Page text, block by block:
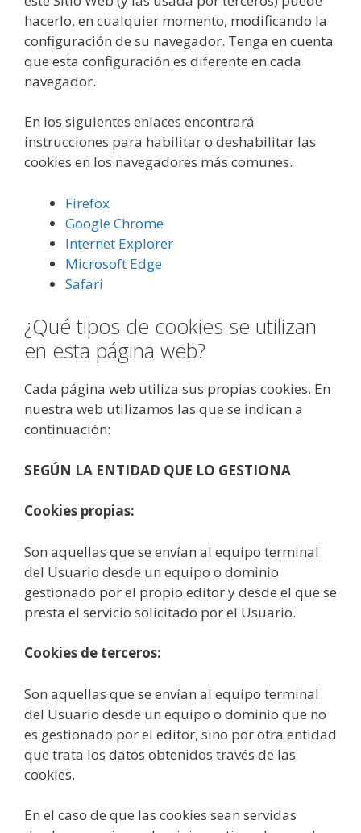
hacerlo, en cualquier momento, modificando la
configuración de su navegador. Tenga en cuenta
que esta configuración es diferente en cada
navegador.
En los siguientes enlaces encontrará
instrucciones para habilitar o deshabilitar las
cookies en los navegadores más comunes.
Firefox
Google Chrome
Internet Explorer
Microsoft Edge
Safari
¿Qué tipos de cookies se utilizan
en esta página web?
Cada página web utiliza sus propias cookies. En
nuestra web utilizamos las que se indican a
continuación:
SEGÚN LA ENTIDAD QUE LO GESTIONA
Cookies propias:
Son aquellas que se envían al equipo terminal
del Usuario desde un equipo o dominio
gestionado por el propio editor y desde el que se
presta el servicio solicitado por el Usuario.
Cookies de terceros:
Son aquellas que se envían al equipo terminal
del Usuario desde un equipo o dominio que no
es gestionado por el editor, sino por otra entidad
que trata los datos obtenidos través de las
cookies.
En el caso de que las cookies sean servidas